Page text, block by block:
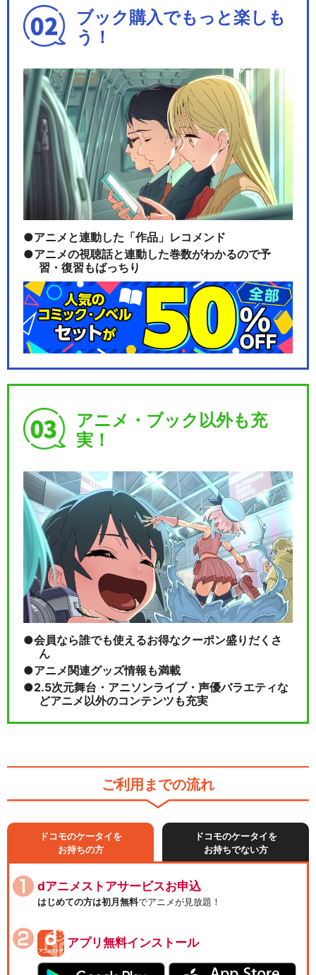
ラブライブ! μ's Go→Go! Lov
eL…
ラブライブ！μ's Final LoveLi
v…
ラブライブ！サンシャイン!!
Aqours F…
Aqours 2…
ラブライブ！サンシャイン!!
Aqours 3…
閉じる
ブック購入でもっと楽しも
う！
アニメと連動した「作品」レコメンド
アニメの視聴話と連動した巻数がわかるので予
習・復習もばっちり
アニメ・ブック以外も充
実！
会員なら誰でも使えるお得なクーポン盛りだくさ
ん
アニメ関連グッズ情報も満載
2.5次元舞台・アニソンライブ・声優バラエティな
どアニメ以外のコンテンツも充実
ご利用までの流れ
ドコモのケータイを
お持ちの方
ドコモのケータイを
お持ちでない方
dアニメストアサービスお申込
はじめての方は初月無料でアニメが見放題！
アプリ無料インストール